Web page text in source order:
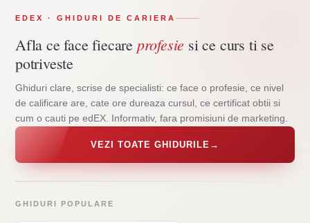
EDEX · GHIDURI DE CARIERA
Afla ce face fiecare profesie si ce curs ti se
potriveste
Ghiduri clare, scrise de specialisti: ce face o profesie, ce nivel
de calificare are, cate ore dureaza cursul, ce certificat obtii si
cum o cauti pe edEX. Informativ, fara promisiuni de marketing.
VEZI TOATE GHIDURILE →
GHIDURI POPULARE